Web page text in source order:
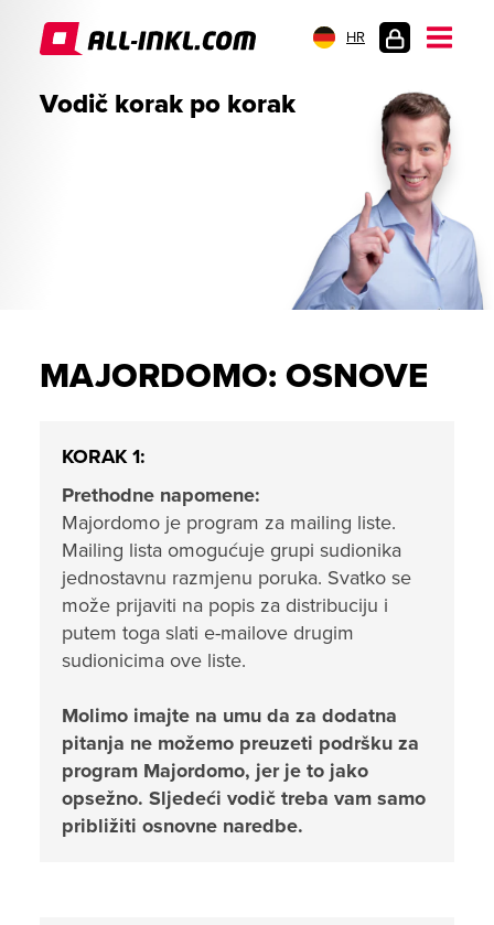
HR
Vodič korak po korak
MAJORDOMO: OSNOVE
KORAK 1:
Prethodne napomene:
Majordomo je program za mailing liste.
Mailing lista omogućuje grupi sudionika
jednostavnu razmjenu poruka. Svatko se
može prijaviti na popis za distribuciju i
putem toga slati e-mailove drugim
sudionicima ove liste.
Molimo imajte na umu da za dodatna
pitanja ne možemo preuzeti podršku za
program Majordomo, jer je to jako
opsežno. Sljedeći vodič treba vam samo
približiti osnovne naredbe.